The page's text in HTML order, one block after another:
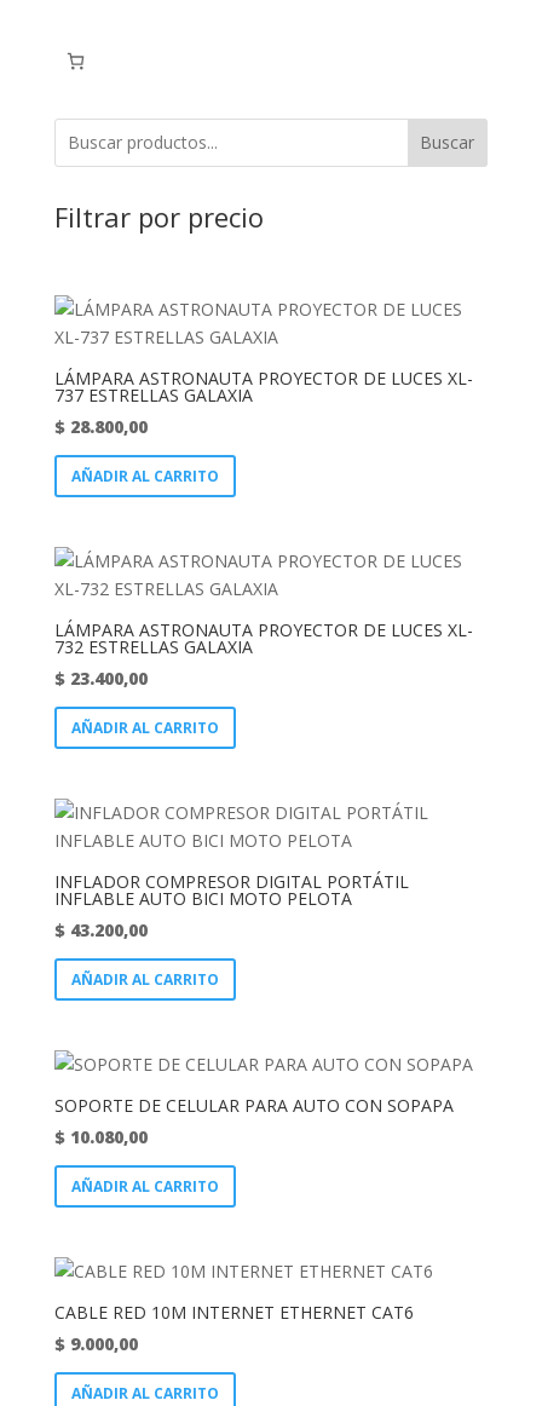
Buscar
Filtrar por precio
LÁMPARA ASTRONAUTA PROYECTOR DE LUCES XL-
737 ESTRELLAS GALAXIA
$28.800,00
AÑADIR AL CARRITO
LÁMPARA ASTRONAUTA PROYECTOR DE LUCES XL-
732 ESTRELLAS GALAXIA
$23.400,00
AÑADIR AL CARRITO
INFLADOR COMPRESOR DIGITAL PORTÁTIL
INFLABLE AUTO BICI MOTO PELOTA
$43.200,00
AÑADIR AL CARRITO
SOPORTE DE CELULAR PARA AUTO CON SOPAPA
$10.080,00
AÑADIR AL CARRITO
CABLE RED 10M INTERNET ETHERNET CAT6
$9.000,00
AÑADIR AL CARRITO